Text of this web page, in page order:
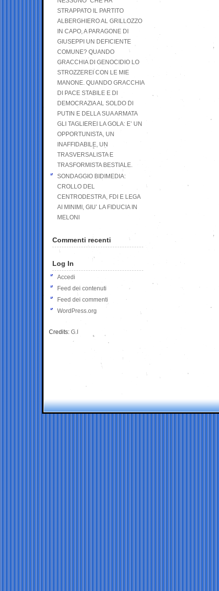
STRAPPATO IL PARTITO
ALBERGHIERO AL GRILLOZZO
IN CAPO, A PARAGONE DI
GIUSEPPI UN DEFICIENTE
COMUNE? QUANDO
GRACCHIA DI GENOCIDIO LO
STROZZEREI CON LE MIE
MANONE. QUANDO GRACCHIA
DI PACE STABILE E DI
DEMOCRAZIA AL SOLDO DI
PUTIN E DELLA SUA ARMATA
GLI TAGLIEREI LA GOLA: E’ UN
OPPORTUNISTA, UN
INAFFIDABILE, UN
TRASVERSALISTA E
TRASFORMISTA BESTIALE.
SONDAGGIO BIDIMEDIA:
CROLLO DEL
CENTRODESTRA, FDI E LEGA
AI MINIMI, GIU’ LA FIDUCIA IN
MELONI
Commenti recenti
Log In
Accedi
Feed dei contenuti
Feed dei commenti
WordPress.org
Credits: G.I